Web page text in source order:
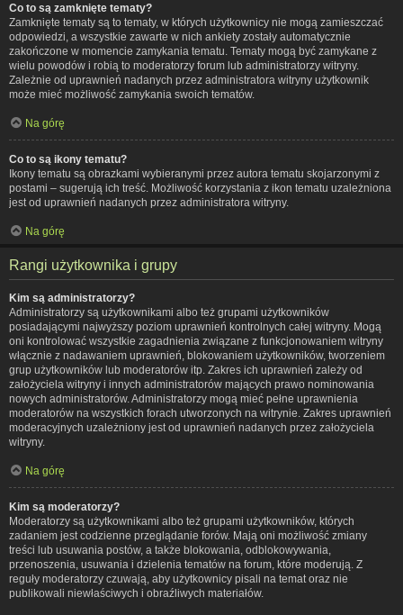
Co to są zamknięte tematy?
Zamknięte tematy są to tematy, w których użytkownicy nie mogą zamieszczać
odpowiedzi, a wszystkie zawarte w nich ankiety zostały automatycznie
zakończone w momencie zamykania tematu. Tematy mogą być zamykane z
wielu powodów i robią to moderatorzy forum lub administratorzy witryny.
Zależnie od uprawnień nadanych przez administratora witryny użytkownik
może mieć możliwość zamykania swoich tematów.
Na górę
Co to są ikony tematu?
Ikony tematu są obrazkami wybieranymi przez autora tematu skojarzonymi z
postami – sugerują ich treść. Możliwość korzystania z ikon tematu uzależniona
jest od uprawnień nadanych przez administratora witryny.
Na górę
Rangi użytkownika i grupy
Kim są administratorzy?
Administratorzy są użytkownikami albo też grupami użytkowników
posiadającymi najwyższy poziom uprawnień kontrolnych całej witryny. Mogą
oni kontrolować wszystkie zagadnienia związane z funkcjonowaniem witryny
włącznie z nadawaniem uprawnień, blokowaniem użytkowników, tworzeniem
grup użytkowników lub moderatorów itp. Zakres ich uprawnień zależy od
założyciela witryny i innych administratorów mających prawo nominowania
nowych administratorów. Administratorzy mogą mieć pełne uprawnienia
moderatorów na wszystkich forach utworzonych na witrynie. Zakres uprawnień
moderacyjnych uzależniony jest od uprawnień nadanych przez założyciela
witryny.
Na górę
Kim są moderatorzy?
Moderatorzy są użytkownikami albo też grupami użytkowników, których
zadaniem jest codzienne przeglądanie forów. Mają oni możliwość zmiany
treści lub usuwania postów, a także blokowania, odblokowywania,
przenoszenia, usuwania i dzielenia tematów na forum, które moderują. Z
reguły moderatorzy czuwają, aby użytkownicy pisali na temat oraz nie
publikowali niewłaściwych i obraźliwych materiałów.